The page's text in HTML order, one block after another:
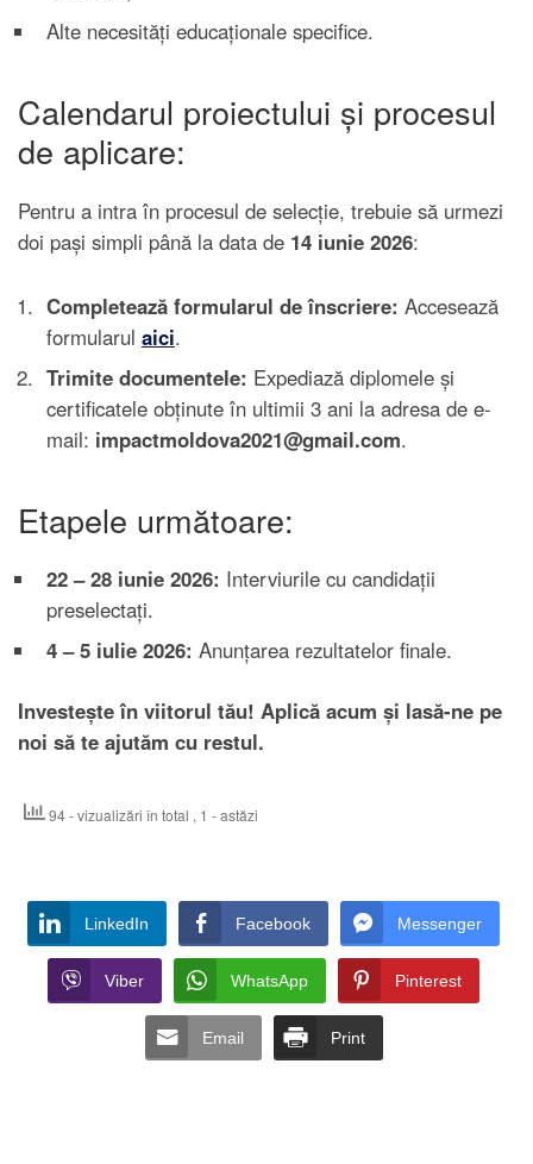
Alte necesități educaționale specifice.
Calendarul proiectului și procesul
de aplicare:
Pentru a intra în procesul de selecție, trebuie să urmezi
doi pași simpli până la data de 14 iunie 2026:
Completează formularul de înscriere: Accesează
formularul aici.
Trimite documentele: Expediază diplomele și
certificatele obținute în ultimii 3 ani la adresa de e-
mail: impactmoldova2021@gmail.com.
Etapele următoare:
22 – 28 iunie 2026: Interviurile cu candidații
preselectați.
4 – 5 iulie 2026: Anunțarea rezultatelor finale.
Investește în viitorul tău! Aplică acum și lasă-ne pe
noi să te ajutăm cu restul.
94 - vizualizări în total , 1 - astăzi
LinkedIn Facebook Messenger
Viber WhatsApp Pinterest
Email Print